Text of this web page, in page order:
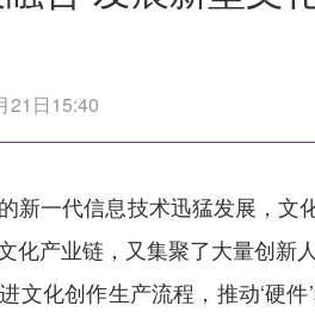
21日15:40
新一代信息技术迅猛发展，
化产业链，又集聚了大量创新
文化创作生产流程，推动‘硬